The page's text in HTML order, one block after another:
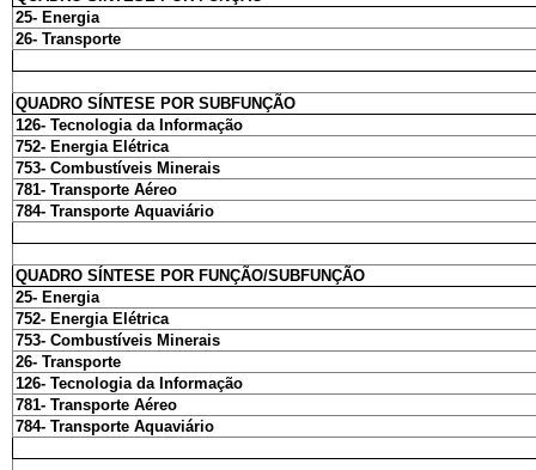
25- Energia
26- Transporte
QUADRO SÍNTESE POR SUBFUNÇÃO
126- Tecnologia da Informação
752- Energia Elétrica
753- Combustíveis Minerais
781- Transporte Aéreo
784- Transporte Aquaviário
QUADRO SÍNTESE POR FUNÇÃO/SUBFUNÇÃO
25- Energia
752- Energia Elétrica
753- Combustíveis Minerais
26- Transporte
126- Tecnologia da Informação
781- Transporte Aéreo
784- Transporte Aquaviário